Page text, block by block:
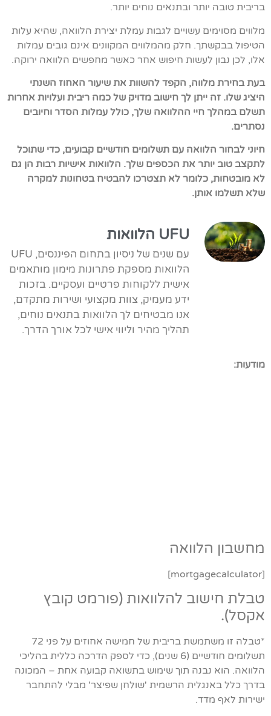
בריבית טובה יותר ובתנאים נוחים יותר.
מלווים מסוימים עשויים לגבות עמלת יצירת הלוואה, שהיא עלות
הטיפול בבקשתך. חלק מהמלווים המקוונים אינם גובים עמלות
אלו, לכן נבון לעשות חיפוש אחר כאשר מחפשים הלוואה ירוקה.
בעת בחירת מלווה, הקפד להשוות את שיעור האחוז השנתי
היציג שלו. זה ייתן לך חישוב מדויק של כמה ריבית ועלויות אחרות
תשלם במהלך חיי ההלוואה שלך, כולל עמלות הסדר וחיובים
נסתרים.
חיוני לבחור הלוואה עם תשלומים חודשיים קבועים, כדי שתוכל
לתקצב טוב יותר את הכספים שלך. הלוואות אישיות רבות הן גם
לא מובטחות, כלומר לא תצטרכו להבטיח בטחונות למקרה
שלא תשלמו אותן.
UFU הלוואות
עם שנים של ניסיון בתחום הפיננסים, UFU
הלוואות מספקת פתרונות מימון מותאמים
אישית ללקוחות פרטיים ועסקיים. בזכות
ידע מעמיק, צוות מקצועי ושירות מתקדם,
אנו מבטיחים לך הלוואות בתנאים נוחים,
תהליך מהיר וליווי אישי לכל אורך הדרך.
מודעות:
מחשבון הלוואה
[mortgagecalculator]
טבלת חישוב להלוואות (פורמט קובץ
אקסל).
*טבלה זו משתמשת בריבית של חמישה אחוזים על פני 72
תשלומים חודשיים (6 שנים), כדי לספק הדרכה כללית בהליכי
הלוואה. הוא נבנה תוך שימוש בתשואה קבועה אחת – המכונה
בדרך כלל באנגלית הרשמית 'שולחן שפיצר' מבלי להתחבר
ישירות לאף מדד.